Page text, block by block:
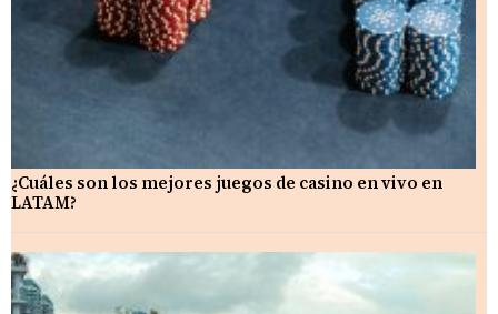
¿Cuáles son los mejores juegos de casino en vivo en
LATAM?